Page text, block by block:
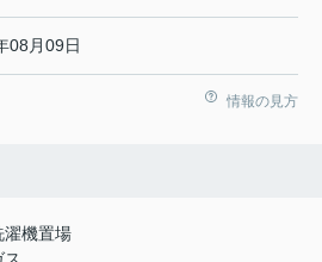
08月09日
情報の見方
濯機置場